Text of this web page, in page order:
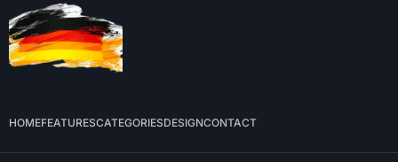
HOMEFEATURESCATEGORIESDESIGNCONTACT